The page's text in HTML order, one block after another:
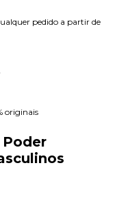
pedido a partir de
originais